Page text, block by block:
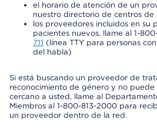
el horario de atención de un
nuestro directorio de centros de
los proveedores incluidos en su
pacientes nuevos, llame al 1-
711 (línea TTY para personas
del habla)
Si está buscando un proveedor de
reconocimiento de género y no
cercano a usted, llame al
Miembros al 1-800-813-2000 para
un proveedor dentro de la red.